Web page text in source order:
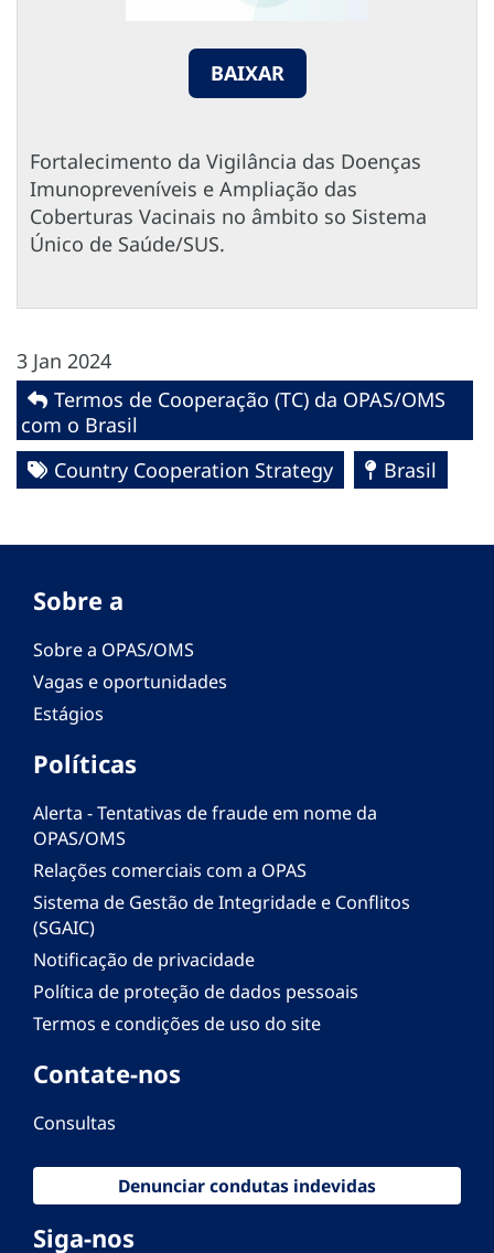
BAIXAR
Fortalecimento da Vigilância das Doenças
Imunopreveníveis e Ampliação das
Coberturas Vacinais no âmbito so Sistema
Único de Saúde/SUS.
3 Jan 2024
Termos de Cooperação (TC) da OPAS/OMS
com o Brasil
Country Cooperation Strategy
Brasil
Sobre a
Sobre a OPAS/OMS
Vagas e oportunidades
Estágios
Políticas
Alerta - Tentativas de fraude em nome da
OPAS/OMS
Relações comerciais com a OPAS
Sistema de Gestão de Integridade e Conflitos
(SGAIC)
Notificação de privacidade
Política de proteção de dados pessoais
Termos e condições de uso do site
Contate-nos
Consultas
Denunciar condutas indevidas
Siga-nos